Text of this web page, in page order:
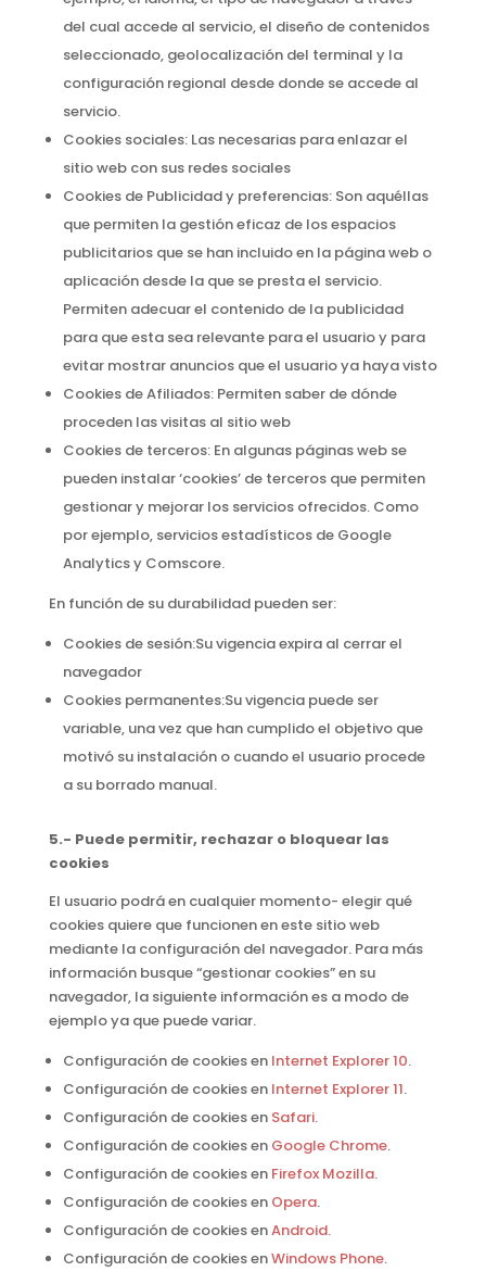
del cual accede al servicio, el diseño de contenidos
seleccionado, geolocalización del terminal y la
configuración regional desde donde se accede al
servicio.
Cookies sociales: Las necesarias para enlazar el
sitio web con sus redes sociales
Cookies de Publicidad y preferencias: Son aquéllas
que permiten la gestión eficaz de los espacios
publicitarios que se han incluido en la página web o
aplicación desde la que se presta el servicio.
Permiten adecuar el contenido de la publicidad
para que esta sea relevante para el usuario y para
evitar mostrar anuncios que el usuario ya haya visto
Cookies de Afiliados: Permiten saber de dónde
proceden las visitas al sitio web
Cookies de terceros: En algunas páginas web se
pueden instalar ‘cookies’ de terceros que permiten
gestionar y mejorar los servicios ofrecidos. Como
por ejemplo, servicios estadísticos de Google
Analytics y Comscore.
En función de su durabilidad pueden ser:
Cookies de sesión:Su vigencia expira al cerrar el
navegador
Cookies permanentes:Su vigencia puede ser
variable, una vez que han cumplido el objetivo que
motivó su instalación o cuando el usuario procede
a su borrado manual.
5.- Puede permitir, rechazar o bloquear las
cookies
El usuario podrá en cualquier momento- elegir qué
cookies quiere que funcionen en este sitio web
mediante la configuración del navegador. Para más
información busque “gestionar cookies” en su
navegador, la siguiente información es a modo de
ejemplo ya que puede variar.
Configuración de cookies en Internet Explorer 10.
Configuración de cookies en Internet Explorer 11.
Configuración de cookies en Safari.
Configuración de cookies en Google Chrome.
Configuración de cookies en Firefox Mozilla.
Configuración de cookies en Opera.
Configuración de cookies enAndroid.
Configuración de cookies enWindows Phone.